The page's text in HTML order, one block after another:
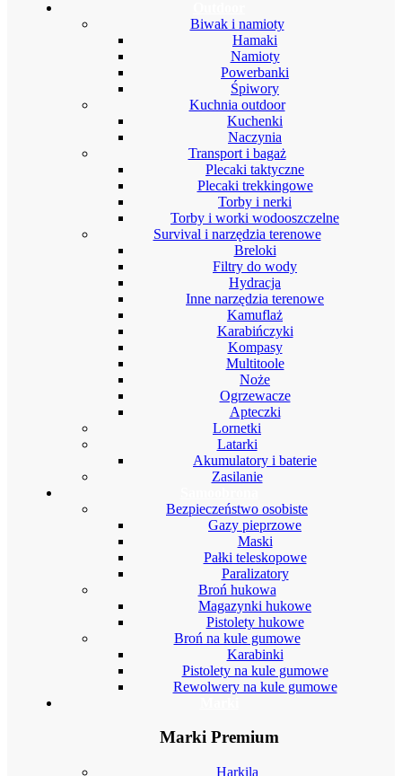
Biwak i namioty
Hamaki
Namioty
Powerbanki
Śpiwory
Kuchnia outdoor
Kuchenki
Naczynia
Transport i bagaż
Plecaki taktyczne
Plecaki trekkingowe
Torby i nerki
Torby i worki wodooszczelne
Survival i narzędzia terenowe
Breloki
Filtry do wody
Hydracja
Inne narzędzia terenowe
Kamuflaż
Karabińczyki
Kompasy
Multitoole
Noże
Ogrzewacze
Apteczki
Lornetki
Latarki
Akumulatory i baterie
Zasilanie
Bezpieczeństwo osobiste
Gazy pieprzowe
Maski
Pałki teleskopowe
Paralizatory
Broń hukowa
Magazynki hukowe
Pistolety hukowe
Broń na kule gumowe
Karabinki
Pistolety na kule gumowe
Rewolwery na kule gumowe
Marki Premium
Harkila